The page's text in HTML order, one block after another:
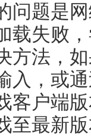
问题是
载失败
方法，
入，或
客户端
至最新